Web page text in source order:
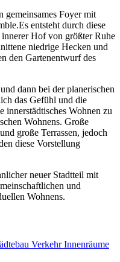
gemeinsames Foyer mit
entsteht durch diese
Hof von größter Ruhe
niedrige Hecken und
den Gartenentwurf des
dann bei der planerischen
das Gefühl und die
innerstädtisches Wohnen zu
Wohnens. Große
große Terrassen, jedoch
diese Vorstellung
neuer Stadtteil mit
und
Wohnens.
VerkehrInnenräume